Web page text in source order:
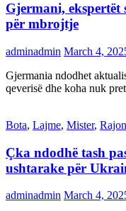
Gjermani, ekspertët
për mbrojtje
adminadmin March 4,
Gjermania ndodhet
qeverisë dhe koha nuk
Bota, Lajme, Mister,
Çka ndodhë tash
ushtarake për
adminadmin March 4,